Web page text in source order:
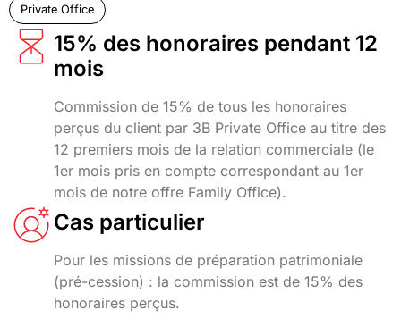
Private Office
15% des honoraires pendant 12
mois
Commission de 15% de tous les honoraires
perçus du client par 3B Private Office au titre des
12 premiers mois de la relation commerciale (le
1er mois pris en compte correspondant au 1er
mois de notre offre Family Office).
Cas particulier
Pour les missions de préparation patrimoniale
(pré-cession) : la commission est de 15% des
honoraires perçus.